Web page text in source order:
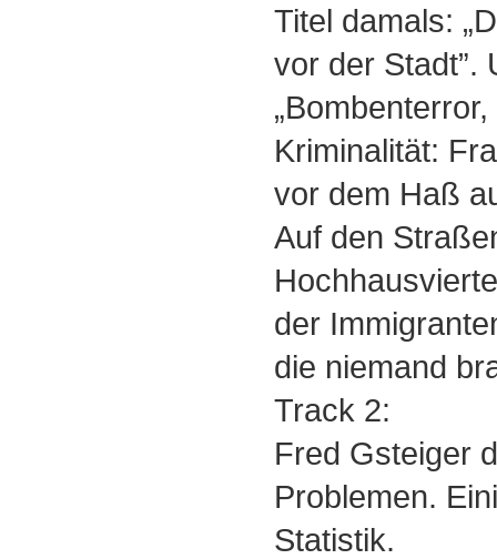
Titel damals:
vor der Stadt”.
Kriminalität:
vor dem Haß
Auf den
der
die niemand
Track 2:
Fred Gsteiger
Problemen.
Statistik.